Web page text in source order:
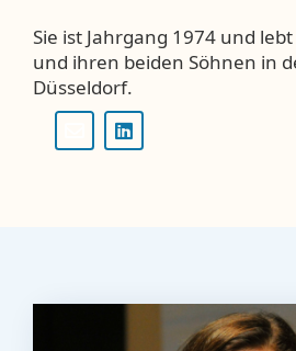
Sie ist Jahrgang 1974 und
und ihren beiden Söhnen in
Düsseldorf.